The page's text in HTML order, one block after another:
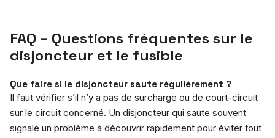
FAQ – Questions fréquentes sur le
disjoncteur et le fusible
Que faire si le disjoncteur saute régulièrement ?
Il faut vérifier s’il n’y a pas de surcharge ou de court-circuit
sur le circuit concerné. Un disjoncteur qui saute souvent
signale un problème à découvrir rapidement pour éviter tout